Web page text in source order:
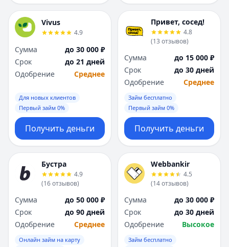
Vivus
4.9
Сумма
до 30 000 ₽
Срок
до 21 дней
Одобрение
Среднее
Для новых клиентов
Первый займ 0%
Получить деньги
Привет, сосед!
4.8
(13 отзывов)
Сумма
до 15 000 ₽
Срок
до 30 дней
Одобрение
Среднее
Займ бесплатно
Первый займ 0%
Получить деньги
Бустра
4.9
(16отзывов)
Сумма
до 50 000 ₽
Срок
до 90 дней
Одобрение
Среднее
Онлайн займ на карту
Webbankir
4.5
(14отзывов)
Сумма
до 30 000 ₽
Срок
до 30 дней
Одобрение
Высокое
Займ бесплатно